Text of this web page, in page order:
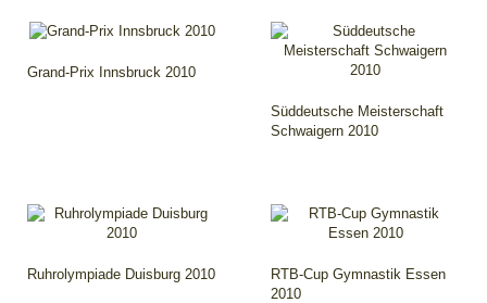
Grand-Prix Innsbruck 2010
Süddeutsche Meisterschaft
Schwaigern 2010
Ruhrolympiade Duisburg 2010
RTB-Cup Gymnastik Essen
2010